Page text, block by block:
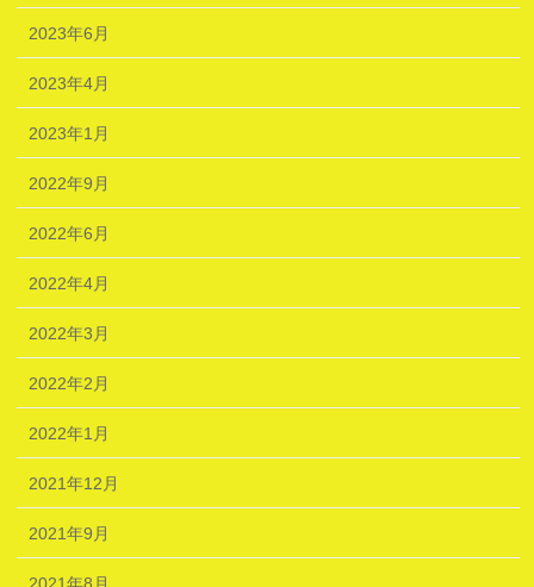
2023年6月
2023年4月
2023年1月
2022年9月
2022年6月
2022年4月
2022年3月
2022年2月
2022年1月
2021年12月
2021年9月